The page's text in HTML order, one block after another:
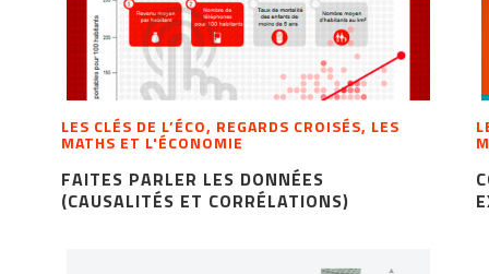
LES CLÉS DE L’ÉCO, REGARDS CROISÉS, LES
MATHS ET L'ÉCONOMIE
FAITES PARLER LES DONNÉES
(CAUSALITÉS ET CORRÉLATIONS)